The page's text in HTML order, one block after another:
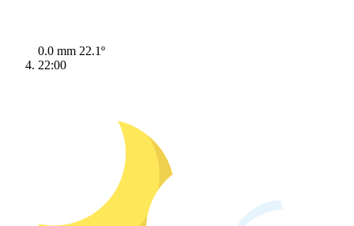
0.0 mm 22.1º
22:00